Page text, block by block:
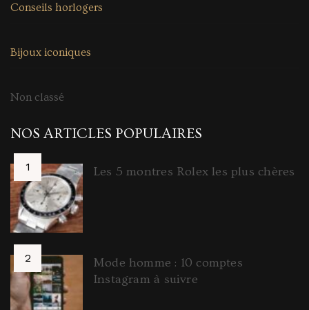
Conseils horlogers
Bijoux iconiques
Non classé
NOS ARTICLES POPULAIRES
Les 5 montres Rolex les plus chères
Mode homme : 10 comptes
Instagram à suivre